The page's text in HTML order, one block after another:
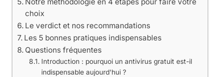
choix
Le verdict et nos recommandations
Les 5 bonnes pratiques indispensables
Questions fréquentes
Introduction : pourquoi un antivirus gratuit est-il
indispensable aujourd'hui ?